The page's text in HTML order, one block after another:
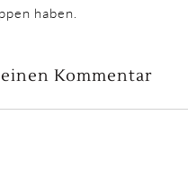
haben.
Kommentar